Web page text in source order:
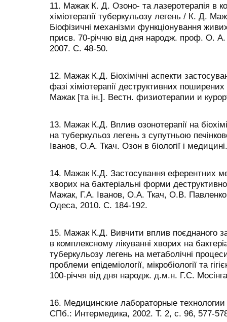
11. Мажак К. Д. Озоно- та лазеротерапія в
хіміотерапії туберкульозу легень / К. Д.
Біофізичні механізми функціонування
присв. 70-річчю від дня народж. проф. О.
2007. С. 48-50.
12. Мажак К.Д. Біохімічні аспекти
фазі хіміотерапії деструктивних
Мажак [та ін.]. Вестн. физиотерапии и
13. Мажак К.Д. Вплив озонотерапії на
на туберкульоз легень з супутньою
Іванов, О.А. Ткач. Озон в біології і
14. Мажак К.Д. Застосування еферентних
хворих на бактеріальні форми
Мажак, Г.А. Іванов, О.А. Ткач, О.В. Павленко.
Одеса, 2010. С. 184-192.
15. Мажак К.Д. Вивчити вплив поєднаного
в комплексному лікуванні хворих на
туберкульозу легень на метаболічні
проблеми епідеміології, мікробіології та
100-річчя від дня народж. д.м.н. Г.С.
16. Медицинские лабораторные
СПб.: Интермедика, 2002. Т. 2, с. 96, 577-